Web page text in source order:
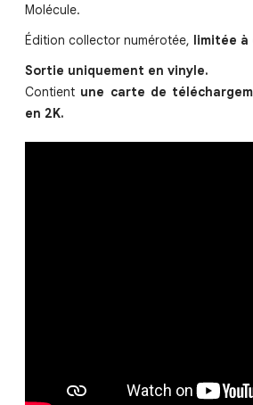
Molécule.
Édition collector numérotée, limitée
Sortie uniquement en vinyle.
Contient une carte de
en 2K.